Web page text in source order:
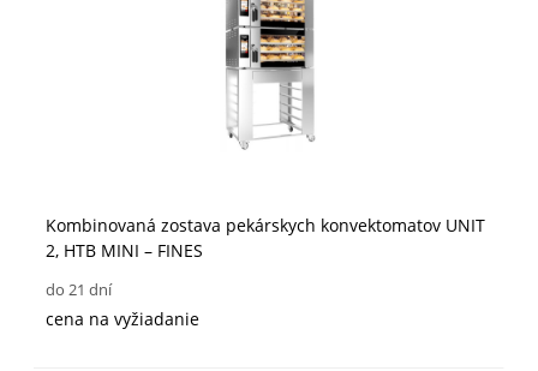
Kombinovaná zostava pekárskych konvektomatov UNIT
2, HTB MINI – FINES
do 21 dní
cena na vyžiadanie